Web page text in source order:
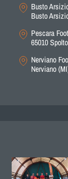
Busto
Busto
Pescara
65010
Nerviano
Nerviano